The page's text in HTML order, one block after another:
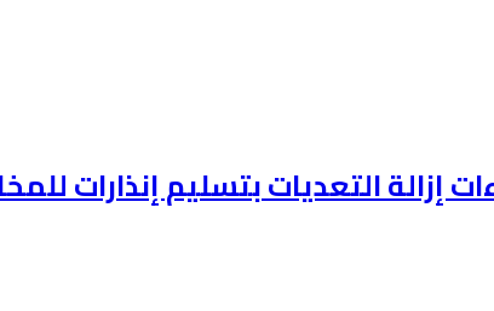
إزالة التعديات بتسليم إنذارات